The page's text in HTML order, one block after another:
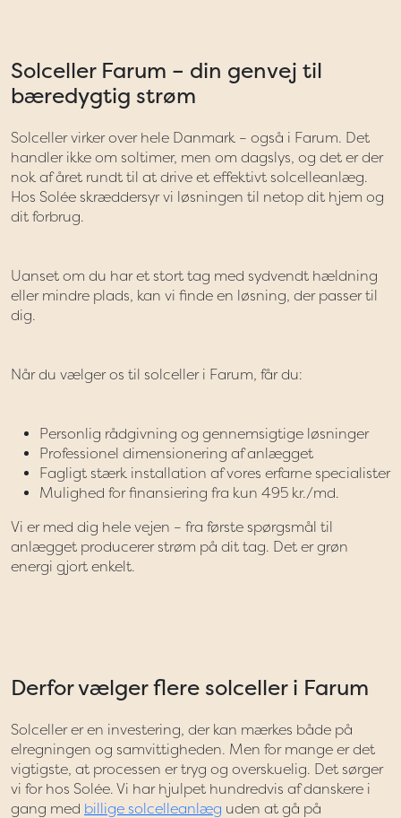
Solceller Farum – din genvej til
bæredygtig strøm
Solceller virker over hele Danmark – også i Farum. Det
handler ikke om soltimer, men om dagslys, og det er der
nok af året rundt til at drive et effektivt solcelleanlæg.
Hos Solée skræddersyr vi løsningen til netop dit hjem og
dit forbrug.
Uanset om du har et stort tag med sydvendt hældning
eller mindre plads, kan vi finde en løsning, der passer til
dig.
Når du vælger os til solceller i Farum, får du:
Personlig rådgivning og gennemsigtige løsninger
Professionel dimensionering af anlægget
Fagligt stærk installation af vores erfarne specialister
Mulighed for finansiering fra kun 495 kr./md.
Vi er med dig hele vejen – fra første spørgsmål til
anlægget producerer strøm på dit tag. Det er grøn
energi gjort enkelt.
Derfor vælger flere solceller i Farum
Solceller er en investering, der kan mærkes både på
elregningen og samvittigheden. Men for mange er det
vigtigste, at processen er tryg og overskuelig. Det sørger
vi for hos Solée. Vi har hjulpet hundredvis af danskere i
gang med billige solcelleanlæg uden at gå på